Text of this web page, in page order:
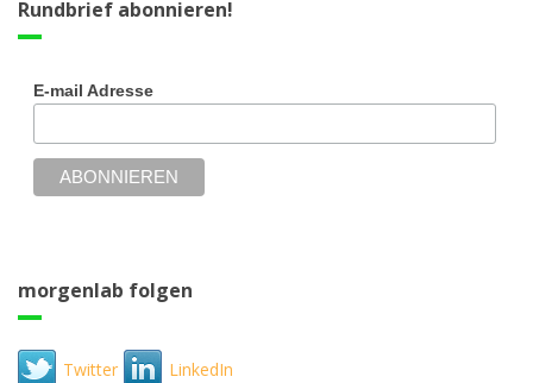
Rundbrief abonnieren!
E-mail Adresse
morgenlab folgen
Twitter LinkedIn